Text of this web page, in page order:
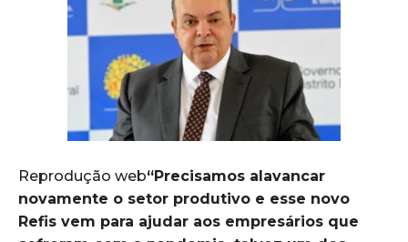
Reprodução web“Precisamos alavancar
novamente o setor produtivo e esse novo
Refis vem para ajudar aos empresários que